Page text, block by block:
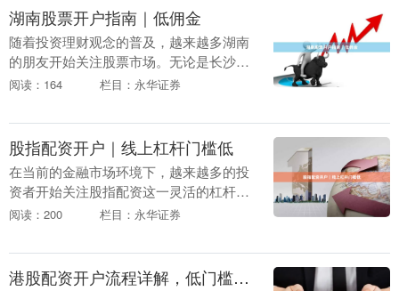
湖南股票开户指南｜低佣金
随着投资理财观念的普及，越来越多湖南
的朋友开始关注股票市场。无论是长沙、
株洲、湘潭，还是衡阳、岳阳、常德，想
券账户。本文将为....
阅读：164 栏目：永华证券
股指配资开户｜线上杠杆门槛低
在当前的金融市场环境下，越来越多的投
资者开始关注股指配资这一灵活的杠杆工
具。无论是顺应市场趋势进行短线操作，
配资凭借其“线上....
阅读：200 栏目：永华证券
港股配资开户流程详解，低门槛高杠杆，快速到账，安全可靠